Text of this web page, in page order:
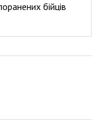
бійців